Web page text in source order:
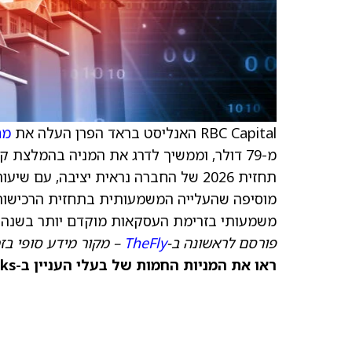
RBC Capital האנליסט בראד הפרן העלה את
מוסיפה שהעלייה המשמעותית בתחזית
משמעותי בזרימת העסקאות מוקדם יותר
פורסם לראשונה ב-TheFly – מקור מידע סופי
ראו את המניות החמות של בעלי העניין ב-TipRanks >>